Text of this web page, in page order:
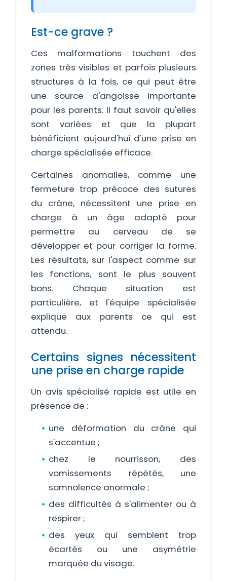
Est-ce grave ?
Ces malformations touchent des
zones très visibles et parfois plusieurs
structures à la fois, ce qui peut être
une source d'angoisse importante
pour les parents. Il faut savoir qu'elles
sont variées et que la plupart
bénéficient aujourd'hui d'une prise en
charge spécialisée efficace.
Certaines anomalies, comme une
fermeture trop précoce des sutures
du crâne, nécessitent une prise en
charge à un âge adapté pour
permettre au cerveau de se
développer et pour corriger la forme.
Les résultats, sur l'aspect comme sur
les fonctions, sont le plus souvent
bons. Chaque situation est
particulière, et l'équipe spécialisée
explique aux parents ce qui est
attendu.
Certains signes nécessitent
une prise en charge rapide
Un avis spécialisé rapide est utile en
présence de :
une déformation du crâne qui
s'accentue ;
chez le nourrisson, des
vomissements répétés, une
somnolence anormale ;
des difficultés à s'alimenter ou à
respirer ;
des yeux qui semblent trop
écartés ou une asymétrie
marquée du visage.